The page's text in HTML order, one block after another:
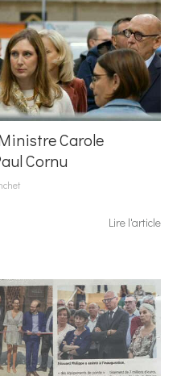
Carole
Cornu
Lire l'article